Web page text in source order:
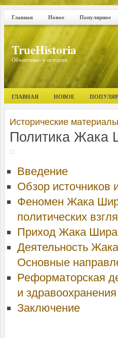
Главная Новое Популярное
TrueHistoria
Объективно о истории
ГЛАВНАЯ НОВОЕ
Исторические материалы
Политика Жака
Введение
Обзор источников
Феномен Жака
политических
Приход Жака
Деятельность
Основные
Реформаторская
и здравоохранения
Заключение